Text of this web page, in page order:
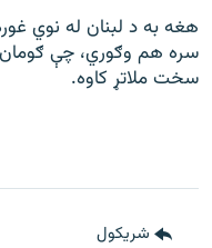
هغه به د لبنان له نوي
سره هم وګوري، چې ګومان
سخت ملاتړ کاوه.
شريکول